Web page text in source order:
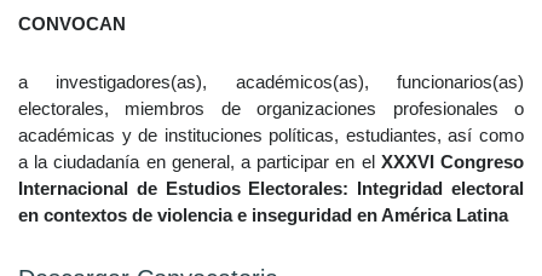
CONVOCAN
a investigadores(as), académicos(as), funcionarios(as)
electorales, miembros de organizaciones profesionales o
académicas y de instituciones políticas, estudiantes, así como
a la ciudadanía en general, a participar en el XXXVI Congreso
Internacional de Estudios Electorales: Integridad electoral
en contextos de violencia e inseguridad en América Latina